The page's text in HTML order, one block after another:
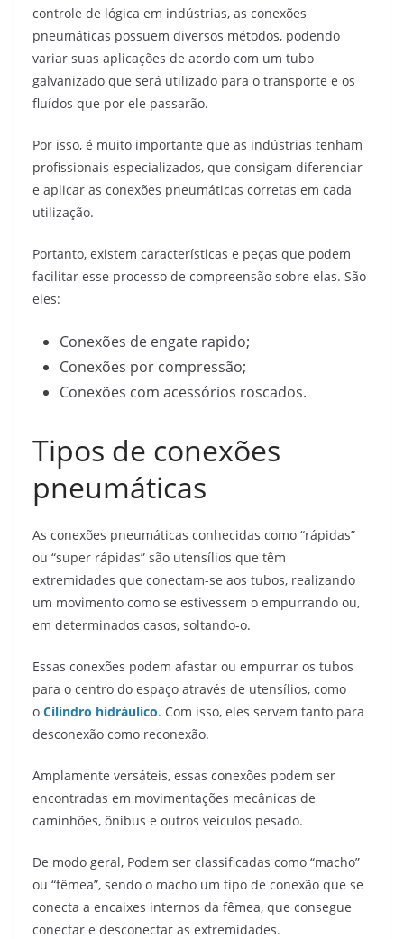
controle de lógica em indústrias, as conexões
pneumáticas possuem diversos métodos, podendo
variar suas aplicações de acordo com um tubo
galvanizado que será utilizado para o transporte e os
fluídos que por ele passarão.
Por isso, é muito importante que as indústrias tenham
profissionais especializados, que consigam diferenciar
e aplicar as conexões pneumáticas corretas em cada
utilização.
Portanto, existem características e peças que podem
facilitar esse processo de compreensão sobre elas. São
eles:
Conexões de engate rapido;
Conexões por compressão;
Conexões com acessórios roscados.
Tipos de conexões
pneumáticas
As conexões pneumáticas conhecidas como “rápidas”
ou “super rápidas” são utensílios que têm
extremidades que conectam-se aos tubos, realizando
um movimento como se estivessem o empurrando ou,
em determinados casos, soltando-o.
Essas conexões podem afastar ou empurrar os tubos
para o centro do espaço através de utensílios, como
o Cilindro hidráulico. Com isso, eles servem tanto para
desconexão como reconexão.
Amplamente versáteis, essas conexões podem ser
encontradas em movimentações mecânicas de
caminhões, ônibus e outros veículos pesado.
De modo geral, Podem ser classificadas como “macho”
ou “fêmea”, sendo o macho um tipo de conexão que se
conecta a encaixes internos da fêmea, que consegue
conectar e desconectar as extremidades.